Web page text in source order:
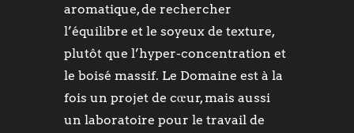
aromatique, de rechercher
l’équilibre et le soyeux de texture,
plutôt que l’hyper-concentration et
le boisé massif. Le Domaine est à la
fois un projet de cœur, mais aussi
un laboratoire pour le travail de